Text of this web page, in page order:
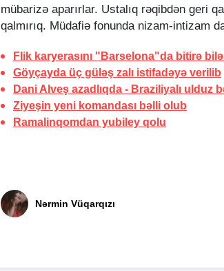
mübarizə aparırlar. Ustalıq rəqibdən geri
qalmırıq. Müdafiə fonunda nizam-intizam
Flik karyerasını "Barselona"da bitirə
Göyçayda üç güləş zalı istifadəyə verilib
Dani Alveş azadlıqda - Braziliyalı ulduz
Ziyeşin yeni komandası bəlli olub
Ramalinqomdan yubiley qolu
Nərmin Vüqarqızı